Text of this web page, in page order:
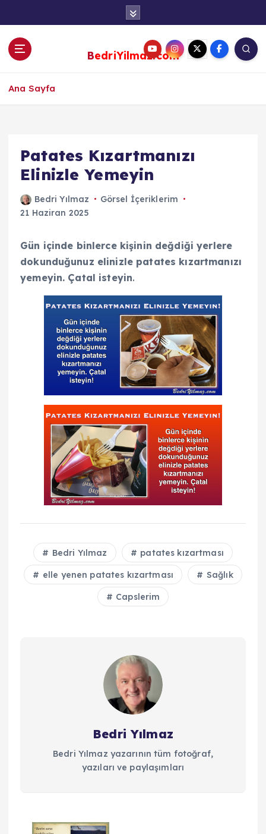
BedriYilmaz.com
Ana Sayfa
Patates Kızartmanızı
Elinizle Yemeyin
Bedri Yılmaz
Görsel İçeriklerim
21 Haziran 2025
Gün içinde binlerce kişinin değdiği yerlere
dokunduğunuz elinizle patates kızartmanızı
yemeyin. Çatal isteyin.
Bedri Yılmaz patates kızartması
elle yenen patates kızartması Sağlık
Capslerim
Bedri Yılmaz
Bedri Yılmaz yazarının tüm fotoğraf,
yazıları ve paylaşımları